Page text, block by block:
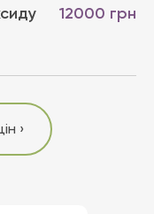
12000 грн
›